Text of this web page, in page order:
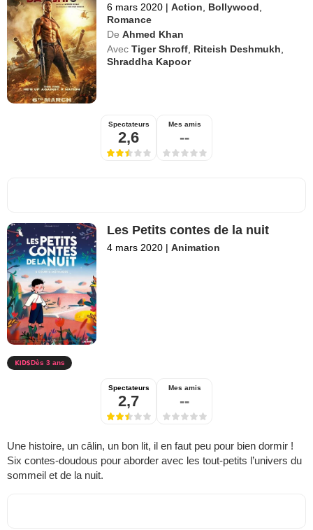
6 mars 2020 | Action Bollywood
Romance
De Ahmed Khan
Avec Tiger Shroff Riteish Deshmukh
Shraddha Kapoor
Spectateurs
2,6
Mes amis
--
Les Petits contes de la nuit
4 mars 2020 | Animation
Dès 3 ans
Spectateurs
2,7
Mes amis
--
Une histoire, un câlin, un bon lit, il en faut peu pour bien dormir !
Six contes-doudous pour aborder avec les tout-petits l’univers du
sommeil et de la nuit.